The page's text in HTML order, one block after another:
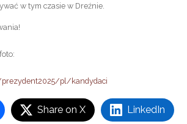
w tym czasie w Dreźnie.
pl/kandydaci
Share on X LinkedIn